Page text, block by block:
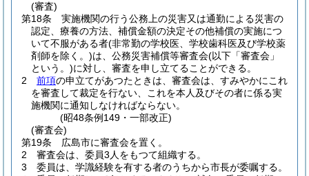
(審査)
第18条
実施機関の行う公務上の災害又は通勤による災害の
認定、療養の方法、補償金額の決定その他補償の実施につ
いて不服がある者(非常勤の学校医、学校歯科医及び学校薬
剤師を除く。)は、公務災害補償等審査会(以下「審査会」
という。)に対し、審査を申し立てることができる。
2
前項の申立てがあつたときは、審査会は、すみやかにこれ
を審査して裁定を行ない、これを本人及びその者に係る実
施機関に通知しなければならない。
(昭48条例149・一部改正)
(審査会)
第19条
広島市に審査会を置く。
2
審査会は、委員3人をもつて組織する。
3
委員は、学識経験を有する者のうちから市長が委嘱する。